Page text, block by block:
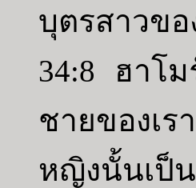
บุตรสาวขอ
34:8 ฮาโม
ชายของเ
หญิงนั้นเป็น